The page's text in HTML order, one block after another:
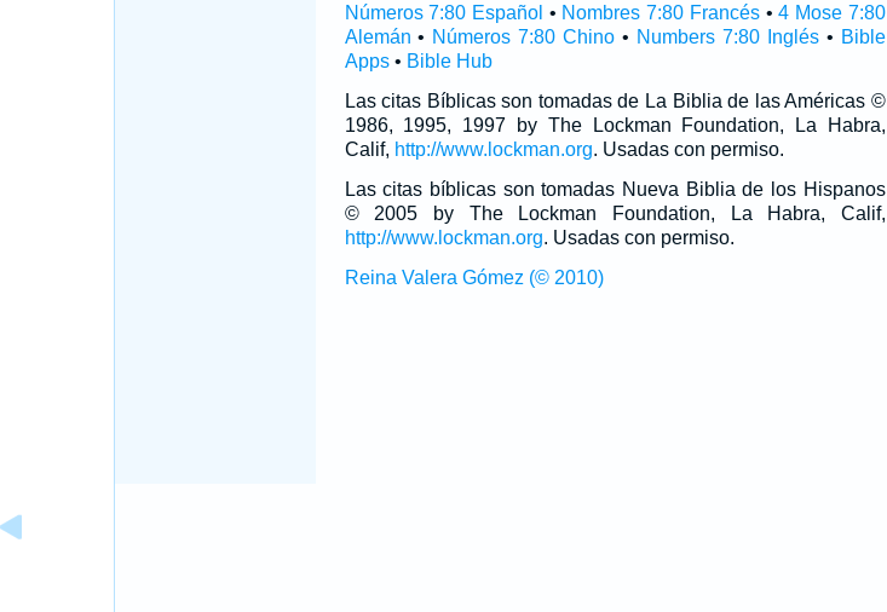
Números 7:80 Español • Nombres 7:80 Francés•4 Mose 7:80
Alemán • Números 7:80 Chino • Numbers 7:80 Inglés • Bible
Apps• Bible Hub
Las citas Bíblicas son tomadas de La Biblia de las Américas ©
1986, 1995, 1997 by The Lockman Foundation, La Habra,
Calif, http://www.lockman.org. Usadas con permiso.
Las citas bíblicas son tomadas Nueva Biblia de los Hispanos
© 2005 by The Lockman Foundation, La Habra, Calif,
http://www.lockman.org. Usadas con permiso.
Reina Valera Gómez (© 2010)